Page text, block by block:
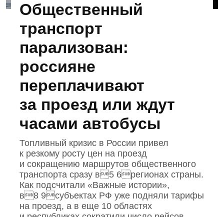
Общественный
транспорт
парализован:
россияне
переплачивают
за проезд или ждут
часами автобусы
Топливный кризис в России привел
к резкому росту цен на проезд
и сокращению маршрутов общественного
транспорта сразу в5 6регионах страны.
Как подсчитали «Важные истории»,
в8 9субъектах РФ уже подняли тарифы
на проезд, а в еще 10 областях